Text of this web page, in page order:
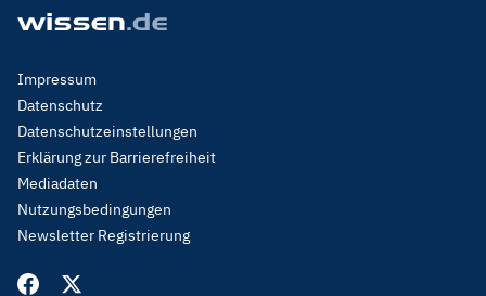
Footer
Menu
Legal
Impressum
Datenschutz
Datenschutzeinstellungen
Erklärung zur Barrierefreiheit
Mediadaten
Nutzungsbedingungen
Newsletter Registrierung